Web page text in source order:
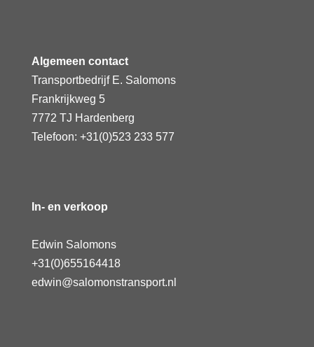
Algemeen contact
Transportbedrijf E. Salomons
Frankrijkweg 5
7772 TJ Hardenberg
Telefoon: +31(0)523 233 577
In- en verkoop
Edwin Salomons
+31(0)655164418
edwin@salomonstransport.nl